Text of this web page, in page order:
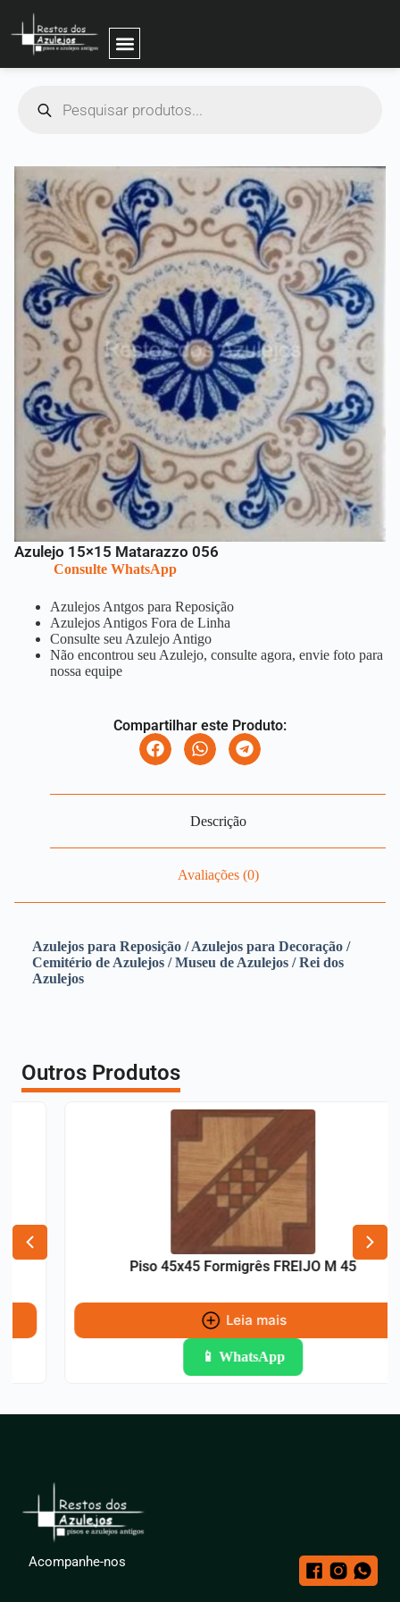
Azulejo 15×15 Matarazzo 056
Consulte WhatsApp
Azulejos Antgos para Reposição
Azulejos Antigos Fora de Linha
Consulte seu Azulejo Antigo
Não encontrou seu Azulejo, consulte agora, envie foto para
nossa equipe
Compartilhar este Produto:
Descrição
Avaliações (0)
Azulejos para Reposição / Azulejos para Decoração /
Cemitério de Azulejos / Museu de Azulejos / Rei dos
Azulejos
Outros Produtos
Piso 45x45 Formigrês FREIJO M 45
Leia mais
📱 WhatsApp
Acompanhe-nos